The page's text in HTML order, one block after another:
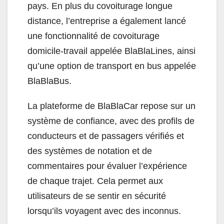
pays. En plus du covoiturage longue
distance, l’entreprise a également lancé
une fonctionnalité de covoiturage
domicile-travail appelée BlaBlaLines, ainsi
qu’une option de transport en bus appelée
BlaBlaBus.
La plateforme de BlaBlaCar repose sur un
système de confiance, avec des profils de
conducteurs et de passagers vérifiés et
des systèmes de notation et de
commentaires pour évaluer l’expérience
de chaque trajet. Cela permet aux
utilisateurs de se sentir en sécurité
lorsqu’ils voyagent avec des inconnus.